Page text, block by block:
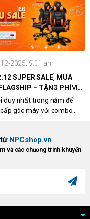
đi kèm
rời (tùy
C có dây
2025, 9:01 am
SUPER SALE] MUA
– TẶNG PHÍM
duy nhất trong năm để
góc máy với combo
Gaming cao cấp nhất,
nhận ngay quà tặng trị giá
NPCshop.vn
và các chương trình khuyến